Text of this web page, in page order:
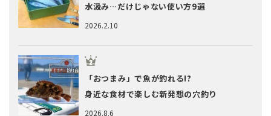
2026.2.10
水汲み…だけじゃない使い方9選
2026.8.6
「おつまみ」で魚が釣れる!?
身近な食材で楽しむ新発想の穴釣り